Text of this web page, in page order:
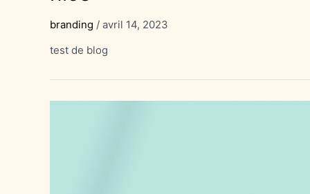
branding / avril 14, 2023
test de blog